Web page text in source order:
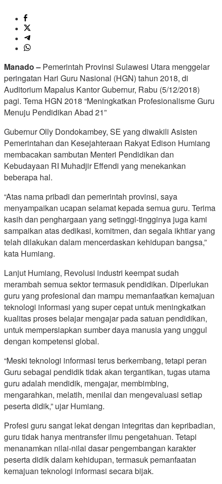
Manado – Pemerintah Provinsi Sulawesi Utara menggelar
peringatan Hari Guru Nasional (HGN) tahun 2018, di
Auditorium Mapalus Kantor Gubernur, Rabu (5/12/2018)
pagi. Tema HGN 2018 “Meningkatkan Profesionalisme Guru
Menuju Pendidikan Abad 21”
Gubernur Olly Dondokambey, SE yang diwakili Asisten
Pemerintahan dan Kesejahteraan Rakyat Edison Humiang
membacakan sambutan Menteri Pendidikan dan
Kebudayaan RI Muhadjir Effendi yang menekankan
beberapa hal.
“Atas nama pribadi dan pemerintah provinsi, saya
menyampaikan ucapan selamat kepada semua guru. Terima
kasih dan penghargaan yang setinggi-tingginya juga kami
sampaikan atas dedikasi, komitmen, dan segala ikhtiar yang
telah dilakukan dalam mencerdaskan kehidupan bangsa,”
kata Humiang.
Lanjut Humiang, Revolusi industri keempat sudah
merambah semua sektor termasuk pendidikan. Diperlukan
guru yang profesional dan mampu memanfaatkan kemajuan
teknologi informasi yang super cepat untuk meningkatkan
kualitas proses belajar mengajar pada satuan pendidikan,
untuk mempersiapkan sumber daya manusia yang unggul
dengan kompetensi global.
“Meski teknologi informasi terus berkembang, tetapi peran
Guru sebagai pendidik tidak akan tergantikan, tugas utama
guru adalah mendidik, mengajar, membimbing,
mengarahkan, melatih, menilai dan mengevaluasi setiap
peserta didik,” ujar Humiang.
Profesi guru sangat lekat dengan integritas dan kepribadian,
guru tidak hanya mentransfer ilmu pengetahuan. Tetapi
menanamkan nilai-nilai dasar pengembangan karakter
peserta didik dalam kehidupan, termasuk pemanfaatan
kemajuan teknologi informasi secara bijak.